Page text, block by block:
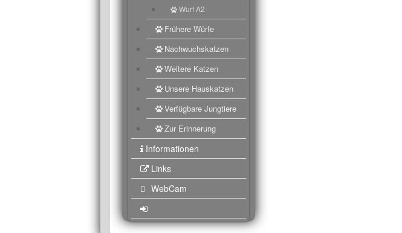
Wurf A2
Frühere Würfe
Nachwuchskatzen
Weitere Katzen
Unsere Hauskatzen
Verfügbare Jungtiere
Zur Erinnerung
Informationen
Links
WebCam